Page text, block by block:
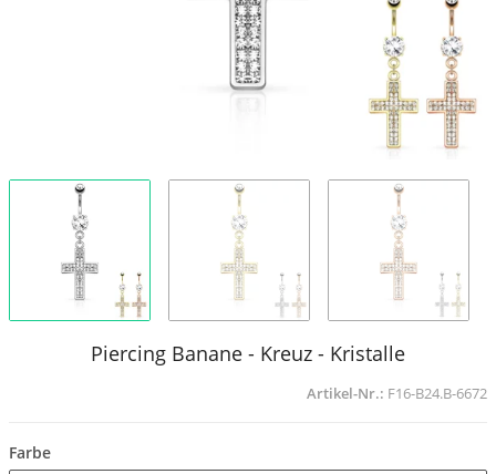
Piercing Banane - Kreuz - Kristalle
Artikel-Nr.: F16-B24.B-6672
Farbe